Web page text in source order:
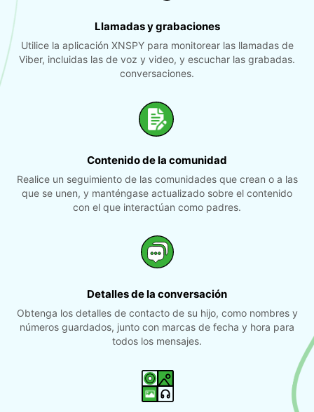
Llamadas y grabaciones
Utilice la aplicación XNSPY para monitorear las llamadas de
Viber, incluidas las de voz y video, y escuchar las grabadas.
conversaciones.
Contenido de la comunidad
Realice un seguimiento de las comunidades que crean o a las
que se unen, y manténgase actualizado sobre el contenido
con el que interactúan como padres.
Detalles de la conversación
Obtenga los detalles de contacto de su hijo, como nombres y
números guardados, junto con marcas de fecha y hora para
todos los mensajes.